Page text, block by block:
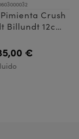
Crush
Billundt 12cms
€